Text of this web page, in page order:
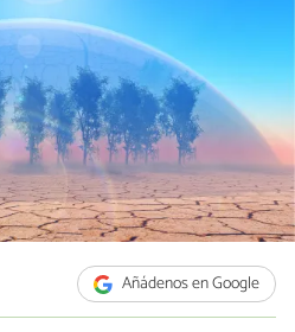
Añádenos en Google